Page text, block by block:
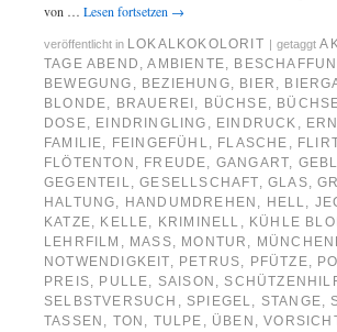
von … Lesen fortsetzen →
veröffentlicht in LOKALKOKOLORIT | getaggt
TAGE ABEND ,AMBIENTE,
BEWEGUNG , BEZIEHUNG, BIER ,
BLONDE, BRAUEREI , BÜCHSE,
DOSE, EINDRINGLING , EINDRUCK ,
FAMILIE, FEINGEFÜHL, FLASCHE ,
FLÖTENTON , FREUDE, GANGART,
GEGENTEIL,GESELLSCHAFT,GLAS,
HALTUNG, HANDUMDREHEN , HELL,
KATZE, KELLE, KRIMINELL , KÜHLE
LEHRFILM , MASS , MONTUR ,
NOTWENDIGKEIT, PETRUS, PFÜTZE,
PREIS, PULLE, SAISON ,
SELBSTVERSUCH , SPIEGEL, STANGE,
TASSEN , TON , TULPE , ÜBEN ,